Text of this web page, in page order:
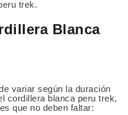
trek.
Blanca
variar según la duración
cordillera blanca peru trek,
que no deben faltar: